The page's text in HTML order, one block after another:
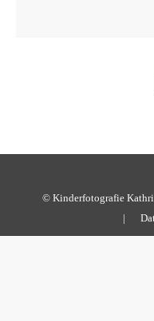
© Kinderfotografie
|